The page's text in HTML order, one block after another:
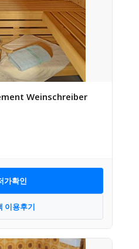
Weinschreiber
가확인
이용후기